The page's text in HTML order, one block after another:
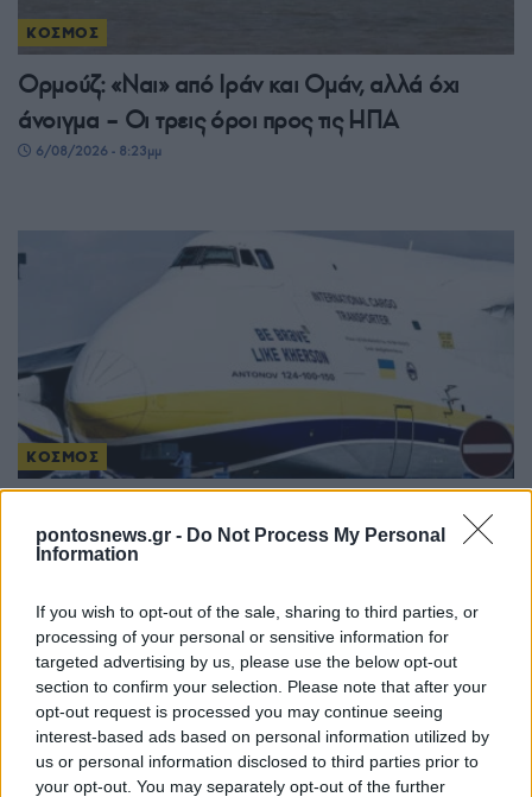
pontosnews.gr - Do Not Process My Personal
Information
If you wish to opt-out of the sale, sharing to third parties, or
processing of your personal or sensitive information for
targeted advertising by us, please use the below opt-out
section to confirm your selection. Please note that after your
opt-out request is processed you may continue seeing
interest-based ads based on personal information utilized by
us or personal information disclosed to third parties prior to
your opt-out. You may separately opt-out of the further
ΚΟΣΜΟΣ
Ορμούζ: «Ναι» από Ιράν και Ομάν, αλλά όχι
άνοιγμα – Οι τρεις όροι προς τις ΗΠΑ
6/08/2026 - 8:23μμ
ΚΟΣΜΟΣ
Γερμανία: Το ουκρανικό αεροσκάφος κοντά στο
οποίο βρέθηκε drone με εκρηκτικά μετέφερε
6/08/2026 - 6:33μμ